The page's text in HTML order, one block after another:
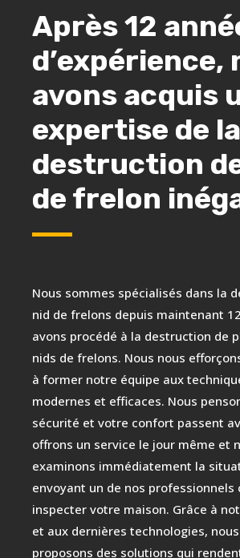
Après 12
d’expérience,
avons acquis
expertise de la
destruction
de frelon
Nous sommes spécialisés dans la
nid de frelons depuis maintenant
avons procédé à la destruction de
nids de frelons. Nous nous
à former notre équipe aux
modernes et efficaces. Nous
sécurité et votre confort passent
offrons un service le jour même et
examinons immédiatement la
envoyant un de nos
inspecter votre maison. Grâce à
et aux dernières technologies,
proposons des solutions qui